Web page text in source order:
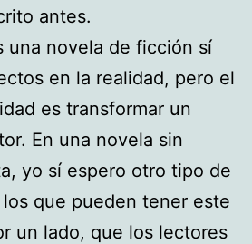
antes.
una novela de ficción sí
en la realidad, pero el
es transformar un
En una novela sin
yo sí espero otro tipo de
que pueden tener este
un lado, que los lectores